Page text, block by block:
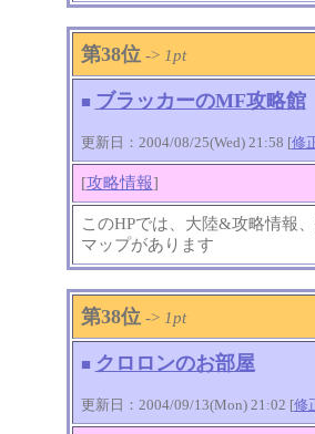
第38位 -> 1pt
■ ブラッカーのMF攻略館
更新日：2004/08/25(Wed) 21:58 [修
[攻略情報]
このHPでは、大陸&攻略情報
マップがあります
第38位 -> 1pt
■ クロロンのお部屋
更新日：2004/09/13(Mon) 21:02 [修